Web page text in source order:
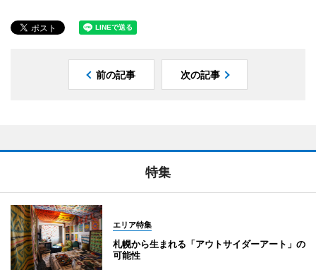
前の記事 次の記事
特集
エリア特集
札幌から生まれる「アウトサイダーアート」の
可能性